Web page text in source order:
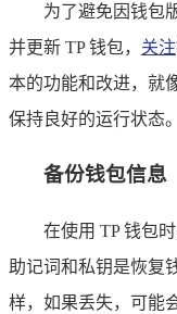
为了避免因钱包
并更新 TP 钱包， 关注
本的功能和改进，就
保持良好的运行状态。
备份钱包信息
在使用 TP 钱包
助记词和私钥是恢复
样，如果丢失，可能